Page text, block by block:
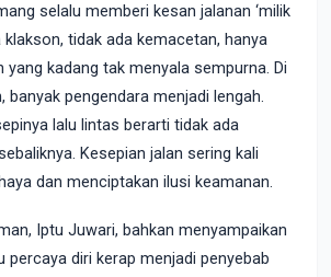
selalu memberi kesan jalanan ‘milik
klakson, tidak ada kemacetan, hanya
yang kadang tak menyala sempurna. Di
banyak pengendara menjadi lengah.
lalu lintas berarti tidak ada
Kesepian jalan sering kali
dan menciptakan ilusi keamanan.
Iptu Juwari, bahkan menyampaikan
percaya diri kerap menjadi penyebab